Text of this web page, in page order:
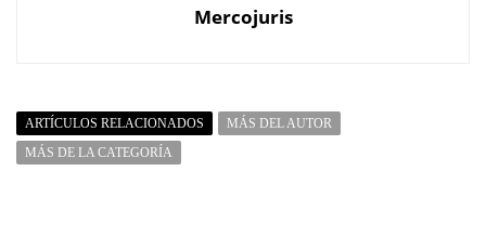
Mercojuris
ARTÍCULOS RELACIONADOS
MÁS DEL AUTOR
MÁS DE LA CATEGORÍA